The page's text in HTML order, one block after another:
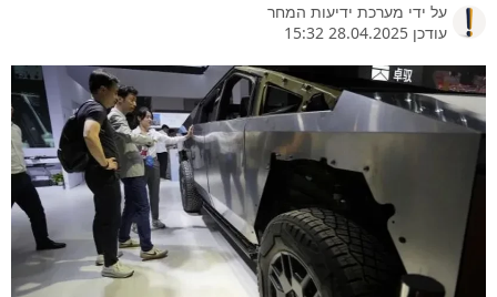
על ידי מערכת ידיעות המחר
עודכן 28.04.2025 15:32